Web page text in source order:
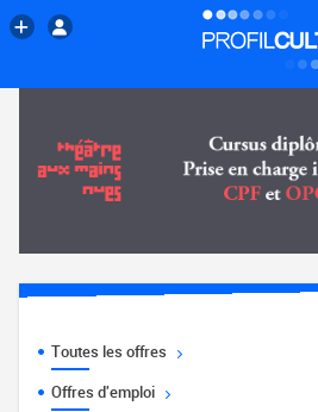
Toutes les offres
Offres d'emploi